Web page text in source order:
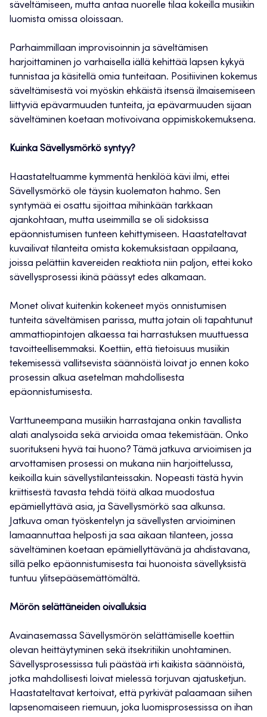
säveltämiseen, mutta antaa nuorelle tilaa kokeilla musiikin
luomista omissa oloissaan.
Parhaimmillaan improvisoinnin ja säveltämisen
harjoittaminen jo varhaisella iällä kehittää lapsen kykyä
tunnistaa ja käsitellä omia tunteitaan. Positiivinen kokemus
säveltämisestä voi myöskin ehkäistä itsensä ilmaisemiseen
liittyviä epävarmuuden tunteita, ja epävarmuuden sijaan
säveltäminen koetaan motivoivana oppimiskokemuksena.
Kuinka Sävellysmörkö syntyy?
Haastateltuamme kymmentä henkilöä kävi ilmi, ettei
Sävellysmörkö ole täysin kuolematon hahmo. Sen
syntymää ei osattu sijoittaa mihinkään tarkkaan
ajankohtaan, mutta useimmilla se oli sidoksissa
epäonnistumisen tunteen kehittymiseen. Haastateltavat
kuvailivat tilanteita omista kokemuksistaan oppilaana,
joissa pelättiin kavereiden reaktiota niin paljon, ettei koko
sävellysprosessi ikinä päässyt edes alkamaan.
Monet olivat kuitenkin kokeneet myös onnistumisen
tunteita säveltämisen parissa, mutta jotain oli tapahtunut
ammattiopintojen alkaessa tai harrastuksen muuttuessa
tavoitteellisemmaksi. Koettiin, että tietoisuus musiikin
tekemisessä vallitsevista säännöistä loivat jo ennen koko
prosessin alkua asetelman mahdollisesta
epäonnistumisesta.
Varttuneempana musiikin harrastajana onkin tavallista
alati analysoida sekä arvioida omaa tekemistään. Onko
suoritukseni hyvä tai huono? Tämä jatkuva arvioimisen ja
arvottamisen prosessi on mukana niin harjoittelussa,
keikoilla kuin sävellystilanteissakin. Nopeasti tästä hyvin
kriittisestä tavasta tehdä töitä alkaa muodostua
epämiellyttävä asia, ja Sävellysmörkö saa alkunsa.
Jatkuva oman työskentelyn ja sävellysten arvioiminen
lamaannuttaa helposti ja saa aikaan tilanteen, jossa
säveltäminen koetaan epämiellyttävänä ja ahdistavana,
sillä pelko epäonnistumisesta tai huonoista sävellyksistä
tuntuu ylitsepääsemättömältä.
Mörön selättäneiden oivalluksia
Avainasemassa Sävellysmörön selättämiselle koettiin
olevan heittäytyminen sekä itsekritiikin unohtaminen.
Sävellysprosessissa tuli päästää irti kaikista säännöistä,
jotka mahdollisesti loivat mielessä torjuvan ajatusketjun.
Haastateltavat kertoivat, että pyrkivät palaamaan siihen
lapsenomaiseen riemuun, joka luomisprosessissa on ihan